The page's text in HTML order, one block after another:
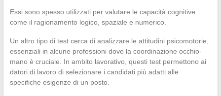
Essi sono spesso utilizzati per valutare le capacità cognitive
come il ragionamento logico, spaziale e numerico.
Un altro tipo di test cerca di analizzare le attitudini psicomotorie,
essenziali in alcune professioni dove la coordinazione occhio-
mano è cruciale. In ambito lavorativo, questi test permettono ai
datori di lavoro di selezionare i candidati più adatti alle
specifiche esigenze di un posto.